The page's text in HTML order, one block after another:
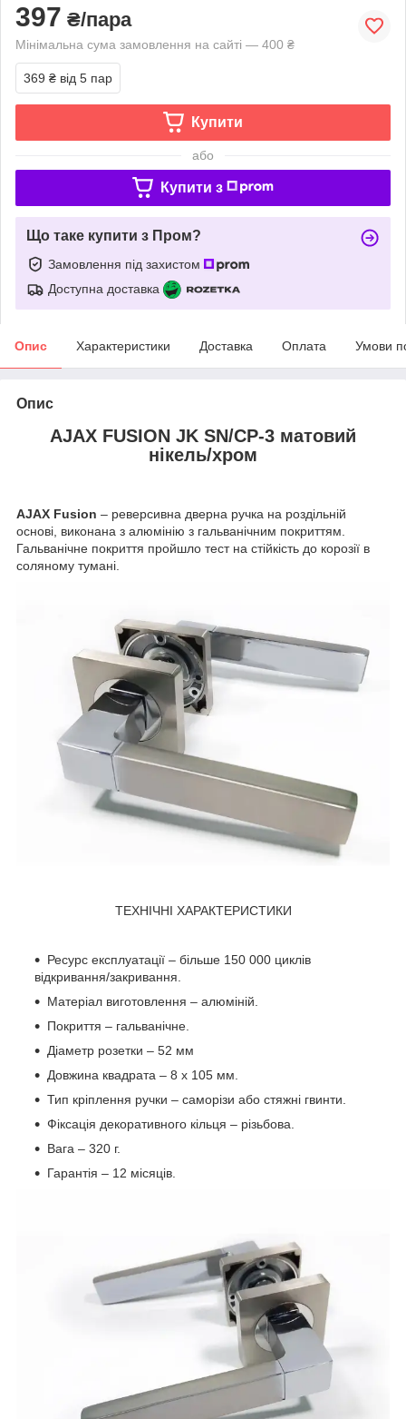
397 ₴/пара
Мінімальна сума замовлення на сайті — 400 ₴
369 ₴ від 5 пар
Купити
або
Купити з
Що таке купити з Пром?
Замовлення під захистом
Доступна доставка
Опис Характеристики Доставка Оплата Умови
Опис
AJAX FUSION JK SN/CP-3 матовий
нікель/хром
AJAX Fusion – реверсивна дверна ручка на роздільній
основі, виконана з алюмінію з гальванічним покриттям.
Гальванічне покриття пройшло тест на стійкість до корозії в
соляному тумані.
ТЕХНІЧНІ ХАРАКТЕРИСТИКИ
Ресурс експлуатації – більше 150 000 циклів
відкривання/закривання.
Матеріал виготовлення – алюміній.
Покриття – гальванічне.
Діаметр розетки – 52 мм
Довжина квадрата – 8 х 105 мм.
Тип кріплення ручки – саморізи або стяжні гвинти.
Фіксація декоративного кільця – різьбова.
Вага – 320 г.
Гарантія – 12 місяців.